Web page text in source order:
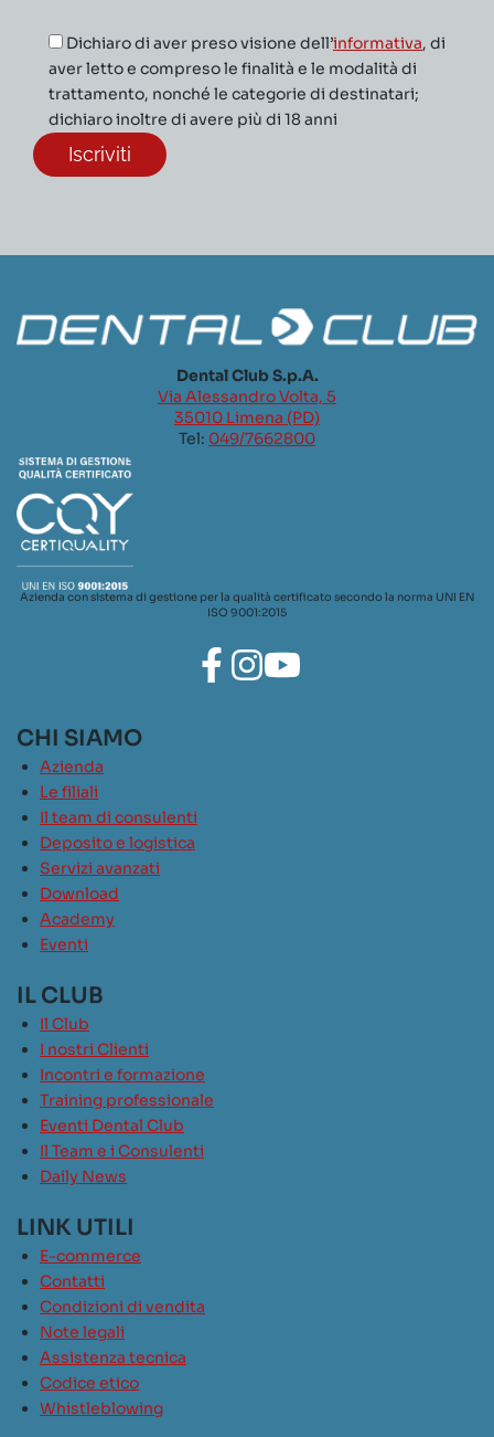
Dichiaro di aver preso visione dell’informativa, di
aver letto e compreso le finalità e le modalità di
trattamento, nonché le categorie di destinatari;
dichiaro inoltre di avere più di 18 anni
Dental Club S.p.A.
Via Alessandro Volta, 5
35010 Limena (PD)
Tel: 049/7662800
Azienda con sistema di gestione per la qualità certificato secondo la norma UNI EN
ISO 9001:2015
CHI SIAMO
Azienda
Le filiali
Il team di consulenti
Deposito e logistica
Servizi avanzati
Download
Academy
Eventi
IL CLUB
Il Club
I nostri Clienti
Incontri e formazione
Training professionale
Eventi Dental Club
Il Team e i Consulenti
Daily News
LINK UTILI
E-commerce
Contatti
Condizioni di vendita
Note legali
Assistenza tecnica
Codice etico
Whistleblowing